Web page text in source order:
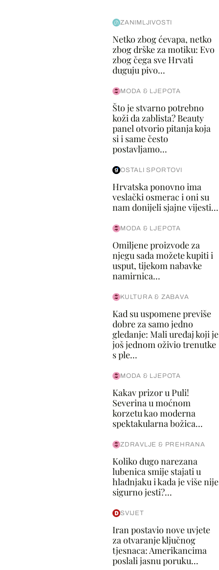
ZANIMLJIVOSTI
Netko zbog ćevapa, netko
zbog drške za motiku: Evo
zbog čega sve Hrvati
duguju pivo...
MODA & LJEPOTA
Što je stvarno potrebno
koži da zablista? Beauty
panel otvorio pitanja koja
si i same često
postavljamo...
OSTALI SPORTOVI
Hrvatska ponovno ima
veslački osmerac i oni su
nam donijeli sjajne vijesti...
MODA & LJEPOTA
Omiljene proizvode za
njegu sada možete kupiti i
usput, tijekom nabavke
namirnica...
KULTURA & ZABAVA
Kad su uspomene previše
dobre za samo jedno
gledanje: Mali uređaj koji je
još jednom oživio trenutke
s ple...
MODA & LJEPOTA
Kakav prizor u Puli!
Severina u moćnom
korzetu kao moderna
spektakularna božica...
ZDRAVLJE & PREHRANA
Koliko dugo narezana
lubenica smije stajati u
hladnjaku i kada je više nije
sigurno jesti?...
SVIJET
Iran postavio nove uvjete
za otvaranje ključnog
tjesnaca: Amerikancima
poslali jasnu poruku...